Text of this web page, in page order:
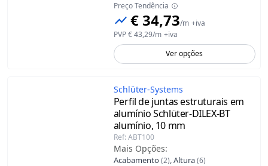
Preço Tendência
€ 34,73/m +iva
PVP€ 43,29/m +iva
Ver opções
Schlüter-Systems
Perﬁl de juntas estruturais em
alumínio Schlüter-DILEX-BT
alumínio, 10 mm
Ref: ABT100
Mais Opções:
Acabamento(2),Altura(6)